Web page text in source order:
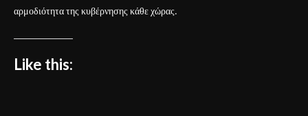
αρμοδιότητα της κυβέρνησης κάθε χώρας.
Like this: